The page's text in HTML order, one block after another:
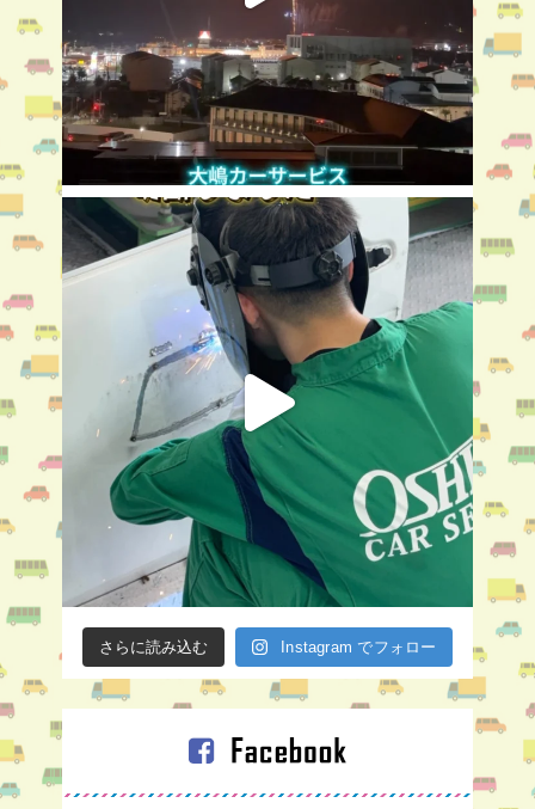
さらに読み込む Instagram でフォロー